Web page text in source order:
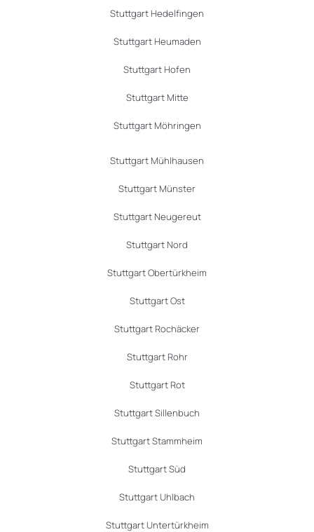
Stuttgart Hedelfingen
Stuttgart Heumaden
Stuttgart Hofen
Stuttgart Mitte
Stuttgart Möhringen
Stuttgart Mühlhausen
Stuttgart Münster
Stuttgart Neugereut
Stuttgart Nord
Stuttgart Obertürkheim
Stuttgart Ost
Stuttgart Rochäcker
Stuttgart Rohr
Stuttgart Rot
Stuttgart Sillenbuch
Stuttgart Stammheim
Stuttgart Süd
Stuttgart Uhlbach
Stuttgart Untertürkheim